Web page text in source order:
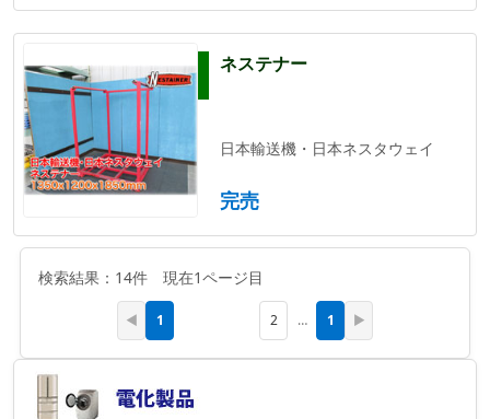
ネステナー
日本輸送機・日本ネスタウェイ
完売
検索結果：14件 現在1ページ目
◀ 1 2 … 1 ▶